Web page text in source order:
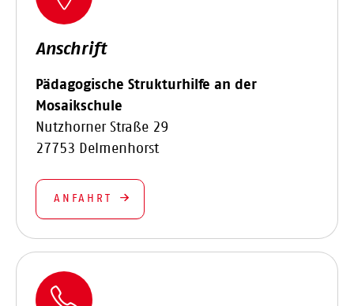
Anschrift
Pädagogische Strukturhilfe an der
Mosaikschule
Nutzhorner Straße 29
27753 Delmenhorst
ANFAHRT